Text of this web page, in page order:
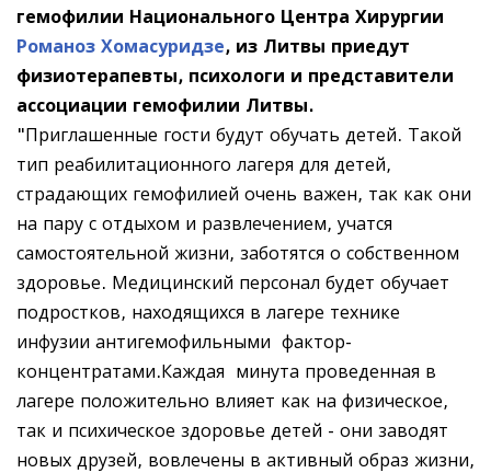
гемофилии Национального Центра Хирургии
Романоз Хомасуридзе, из Литвы приедут
физиотерапевты, психологи и представители
ассоциации гемофилии Литвы.
"Приглашенные гости будут обучать детей. Такой
тип реабилитационного лагеря для детей,
страдающих гемофилией очень важен, так как они
на пару с отдыхом и развлечением, учатся
самостоятельной жизни, заботятся о собственном
здоровье. Медицинский персонал будет обучает
подростков, находящихся в лагере технике
инфузии антигемофильными фактор-
концентратами.Каждая
минута проведенная в
лагере положительно влияет как на физическое,
так и психическое здоровье детей - они заводят
новых друзей, вовлечены в активный образ жизни,